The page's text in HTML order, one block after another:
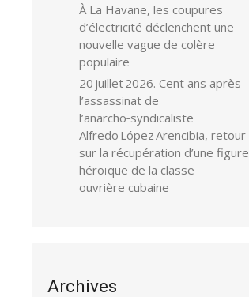
À La Havane, les coupures
d’électricité déclenchent une
nouvelle vague de colère
populaire
20 juillet 2026. Cent ans après
l’assassinat de
l’anarcho‑syndicaliste
Alfredo López Arencibia, retour
sur la récupération d’une figure
héroïque de la classe
ouvrière cubaine
Archives